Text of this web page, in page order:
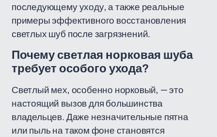
последующему уходу, а также реальные
примеры эффективного восстановления
светлых шуб после загрязнений.
Почему светлая норковая шуба
требует особого ухода?
Светлый мех, особенно норковый, — это
настоящий вызов для большинства
владельцев. Даже незначительные пятна
или пыль на таком фоне становятся